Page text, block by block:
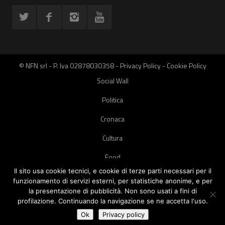
© NFN srl - P. Iva 02878030358 -Privacy Policy-Cookie Policy
Social Wall
Politica
Cronaca
Cultura
Food
Green
Pets
Street Style
Il sito usa cookie tecnici, e cookie di terze parti necessari per il
funzionamento di servizi esterni, per statistiche anonime, e per
la presentazione di pubblicità. Non sono usati a fini di
profilazione. Continuando la navigazione se ne accetta l'uso.
Ok
Privacy policy